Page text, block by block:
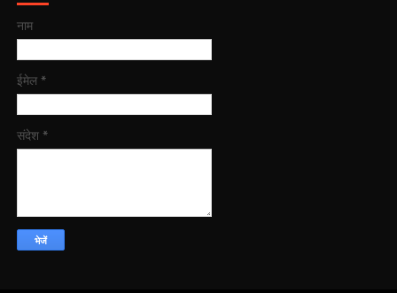
नाम
ईमेल *
संदेश *